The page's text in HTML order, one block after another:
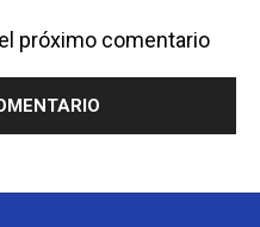
próximo comentario